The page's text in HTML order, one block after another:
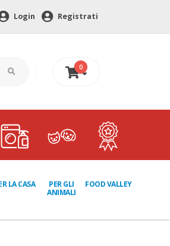
Login Registrati
0
0 €
LA CASA
PER GLI
ANIMALI
FOOD VALLEY